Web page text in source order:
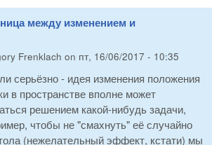
между изменением и
Frenklach on пт, 16/06/2017 - 10:35
серьёзно - идея изменения положения
в пространстве вполне может
решением какой-нибудь задачи,
чтобы не "смахнуть" её случайно
(нежелательный эффект, кстати) мы